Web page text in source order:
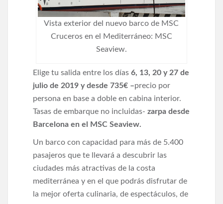
Vista exterior del nuevo barco de MSC
Cruceros en el Mediterráneo: MSC
Seaview.
Elige tu salida entre los días 6, 13, 20 y 27 de
julio de 2019 y desde 735€ –precio por
persona en base a doble en cabina interior.
Tasas de embarque no incluidas- zarpa desde
Barcelona en el MSC Seaview.
Un barco con capacidad para más de 5.400
pasajeros que te llevará a descubrir las
ciudades más atractivas de la costa
mediterránea y en el que podrás disfrutar de
la mejor oferta culinaria, de espectáculos, de